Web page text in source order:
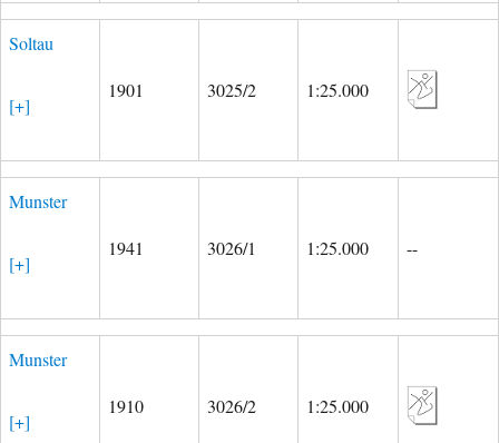
Soltau
[+]
1901 3025/2 1:25.000
Munster
[+]
1941 3026/1 1:25.000 --
Munster
[+]
1910 3026/2 1:25.000